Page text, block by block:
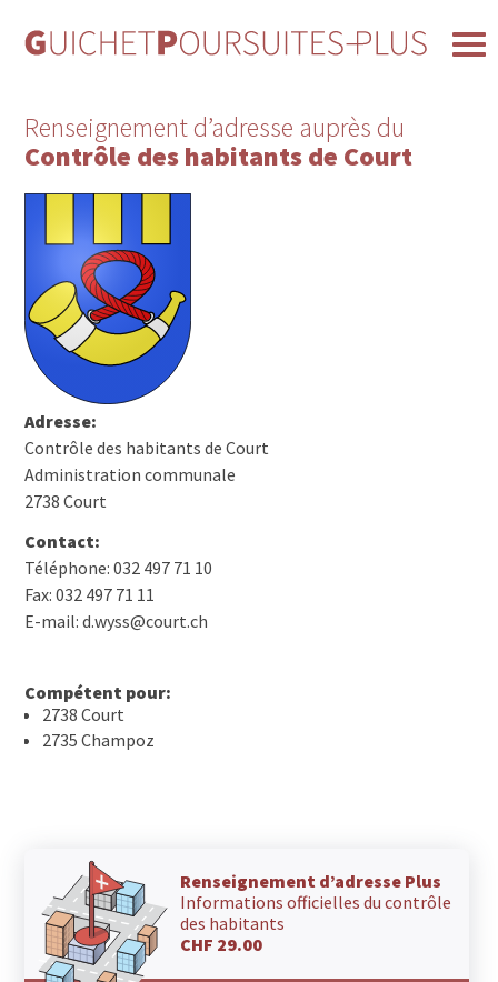
Renseignement d’adresse auprès du
Contrôle des habitants de Court
Adresse:
Contrôle des habitants de Court
Administration communale
2738 Court
Contact:
Téléphone: 032 497 71 10
Fax: 032 497 71 11
E-mail: d.wyss@court.ch
Compétent pour:
2738 Court
2735 Champoz
Renseignement d’adresse Plus
Informations officielles du contrôle
des habitants
CHF 29.00